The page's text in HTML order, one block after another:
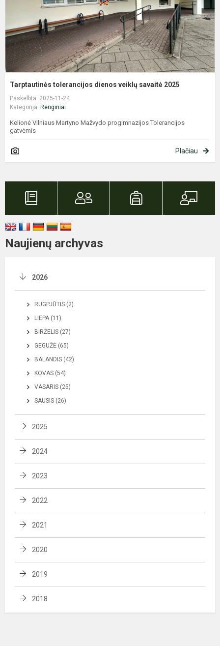
Tarptautinės tolerancijos dienos veiklų savaitė 2025
Paskelbta: 2025-11-24
Kategorija: Renginiai
Kelionė Vilniaus Martyno Mažvydo progimnazijos Tolerancijos
gatvėmis
Plačiau
Naujienų archyvas
2026
RUGPJŪTIS (2)
LIEPA (11)
BIRŽELIS (27)
GEGUŽĖ (65)
BALANDIS (42)
KOVAS (54)
VASARIS (25)
SAUSIS (26)
2025
2024
2023
2022
2021
2020
2019
2018